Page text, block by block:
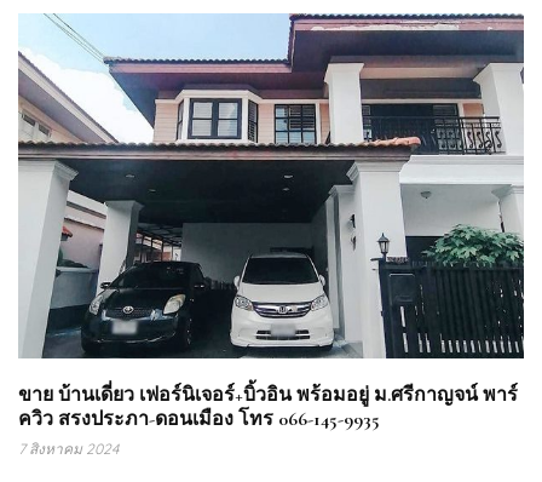
ขาย บ้านเดี่ยว เฟอร์นิเจอร์+บิ้วอิน พร้อมอยู่ ม.ศรีกาญจน์ พาร์
ควิว สรงประภา-ดอนเมือง โทร 066-145-9935
7 สิงหาคม 2024